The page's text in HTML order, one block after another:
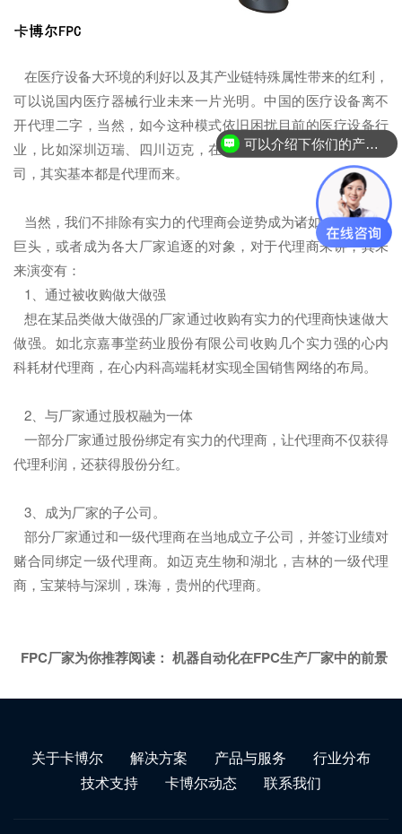
在医疗设备大环境的利好以及其产业链特殊属性带来的红利，
可以说国内医疗器械行业未来一片光明。中国的医疗设备离不
开代理二字，当然，如今这种模式依旧困扰目前的医疗设备行
业，比如深圳迈瑞、四川迈克，在当前销售几亿甚至数亿的公
司，其实基本都是代理而来。
当然，我们不排除有实力的代理商会逆势成为诸如迈瑞这样的
巨头，或者成为各大厂家追逐的对象，对于代理商来讲，其未
来演变有：
1、通过被收购做大做强
想在某品类做大做强的厂家通过收购有实力的代理商快速做大
做强。如北京嘉事堂药业股份有限公司收购几个实力强的心内
科耗材代理商，在心内科高端耗材实现全国销售网络的布局。
2、与厂家通过股权融为一体
一部分厂家通过股份绑定有实力的代理商，让代理商不仅获得
代理利润，还获得股份分红。
3、成为厂家的子公司。
部分厂家通过和一级代理商在当地成立子公司，并签订业绩对
赌合同绑定一级代理商。如迈克生物和湖北，吉林的一级代理
商，宝莱特与深圳，珠海，贵州的代理商。
FPC厂家为你推荐阅读： 机器自动化在FPC生产厂家中的前景
关于卡博尔 解决方案 产品与服务
行业分布
技术支持
卡博尔动态 联系我们
可以介绍下你们的产品么？